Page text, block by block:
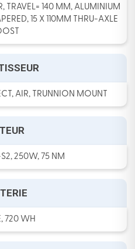
TRAVEL= 140 MM, ALUMINIUM
15 X 110MM THRU-AXLE
AIR, TRUNNION MOUNT
250W, 75 NM
720 WH